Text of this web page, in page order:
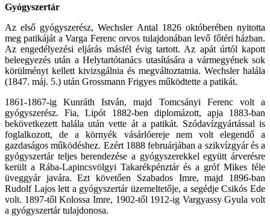
Gyógyszertár
Az első gyógyszerész, Wechsler Antal 1826 októberében nyitotta
meg patikáját a Varga Ferenc orvos tulajdonában levő főtéri házban.
Az engedélyezési eljárás másfél évig tartott. Az apát úrtól kapott
beleegyezés után a Helytartótanács utasítására a vármegyének sok
körülményt kellett kivizsgálnia és megváltoztatnia. Wechsler halála
(1847. máj. 5.) után Grossmann Frigyes működtette a patikát.
1861-1867-ig Kunráth István, majd Tomcsányi Ferenc volt a
gyógyszerész. Fia, Lipót 1882-ben diplomázott, apja 1883-ban
bekövetkezett halála után vette át a patikát. Szódavízgyártással is
foglalkozott, de a környék vásárlóereje nem volt elegendő a
gazdaságos működéshez. Ezért 1888 februárjában a szikvízgyár és a
gyógyszertár teljes berendezése a gyógyszerekkel együtt árverésre
került a Rába-Lapincsvölgyi Takarékpénztár és a gróf Mikes féle
üveggyár javára. Ezt követően Szabados Imre, majd 1896-ban
Rudolf Lajos lett a gyógyszertár üzemeltetője, a segédje Csikós Ede
volt. 1897-től Kolossa Imre, 1902-től 1912-ig Vargyassy Gyula volt
a gyógyszertár tulajdonosa.